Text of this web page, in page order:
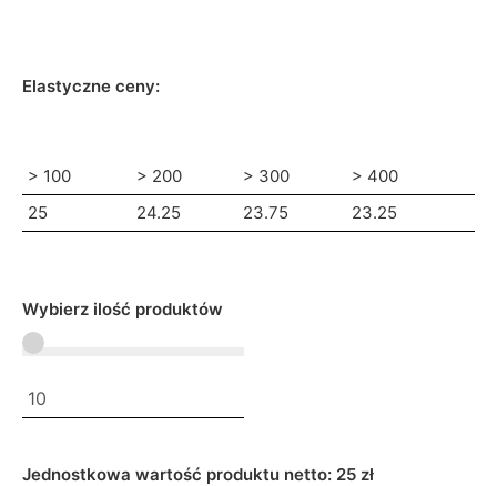
Elastyczne ceny:
> 100 > 200 > 300
> 400
25
24.25 23.75 23.25
Wybierz ilość produktów
Jednostkowa wartość produktu netto: 25 zł